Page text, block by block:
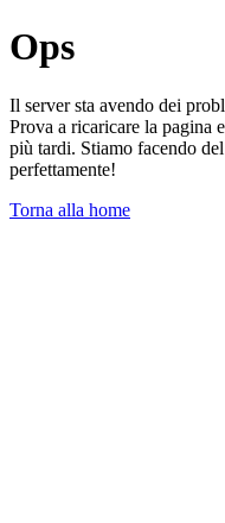
Ops
Il server sta avendo dei
Prova a ricaricare la pagina
più tardi. Stiamo facendo
perfettamente!
Torna alla home